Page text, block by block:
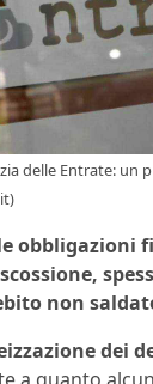
delle Entrate: un
obbligazioni
non
dei